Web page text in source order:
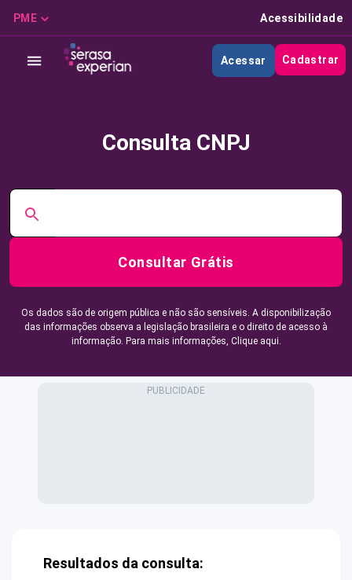
PME Acessibilidade
Acessar Cadastrar
Consulta CNPJ
Consultar Grátis
Os dados são de origem pública e não são sensíveis. A disponibilização
das informações observa a legislação brasileira e o direito de acesso à
informação. Para mais informações, Clique aqui.
Resultados da consulta: